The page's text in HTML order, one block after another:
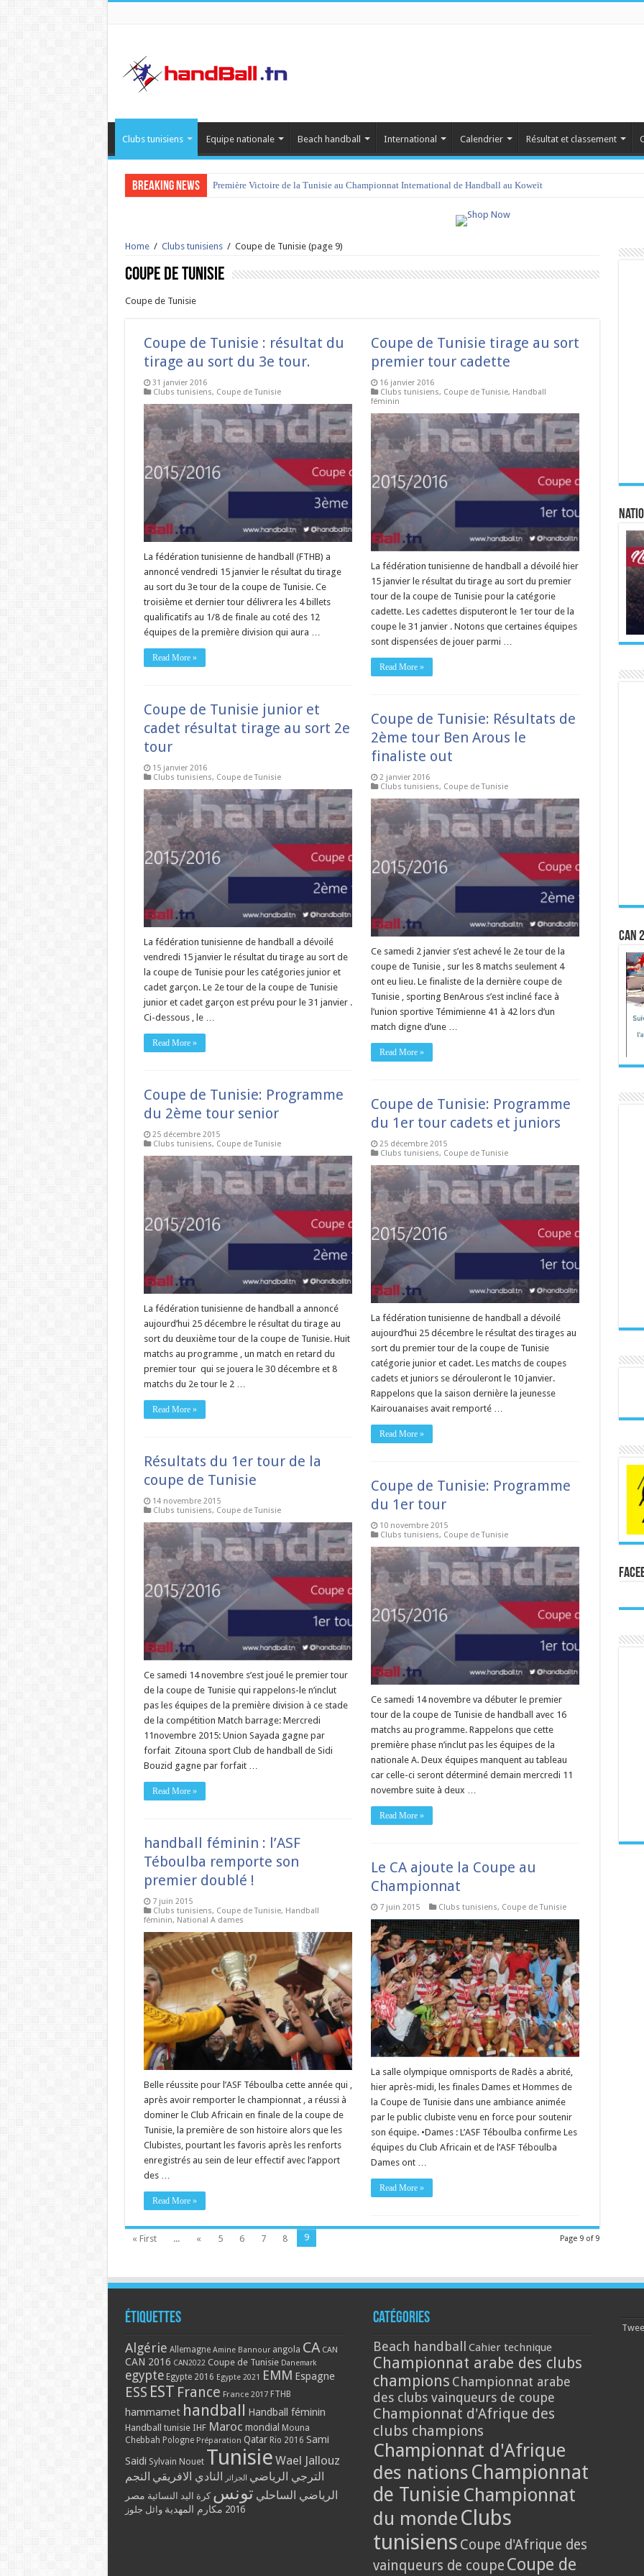
Clubs tunisiens Equipe nationale Beach handball International Calendrier Résultat et classement
Breaking News Première Victoire de la Tunisie au Championnat International de Handball au Koweït
Home / Clubs tunisiens / Coupe de Tunisie(page 9)
Coupe de Tunisie
Coupe de Tunisie
Coupe de Tunisie : résultat du
tirage au sort du 3e tour.
31 janvier 2016
Clubs tunisiens, Coupe de Tunisie
La fédération tunisienne de handball (FTHB) a
annoncé vendredi 15 janvier le résultat du tirage
au sort du 3e tour de la coupe de Tunisie. Ce
troisième et dernier tour délivrera les 4 billets
qualificatifs au 1/8 de finale au coté des 12
équipes de la première division qui aura …
Read More »
Coupe de Tunisie tirage au sort
premier tour cadette
16 janvier 2016
Clubs tunisiens, Coupe de Tunisie, Handball
féminin
La fédération tunisienne de handball a dévoilé hier
15 janvier le résultat du tirage au sort du premier
tour de la coupe de Tunisie pour la catégorie
cadette. Les cadettes disputeront le 1er tour de la
coupe le 31 janvier . Notons que certaines équipes
sont dispensées de jouer parmi …
Read More »
Coupe de Tunisie junior et
cadet résultat tirage au sort 2e
tour
15 janvier 2016
Clubs tunisiens, Coupe de Tunisie
La fédération tunisienne de handball a dévoilé
vendredi 15 janvier le résultat du tirage au sort de
la coupe de Tunisie pour les catégories junior et
cadet garçon. Le 2e tour de la coupe de Tunisie
junior et cadet garçon est prévu pour le 31 janvier .
Ci-dessous , le …
Read More »
Coupe de Tunisie: Résultats de
2ème tour Ben Arous le
finaliste out
2 janvier 2016
Clubs tunisiens, Coupe de Tunisie
Ce samedi 2 janvier s’est achevé le 2e tour de la
coupe de Tunisie , sur les 8 matchs seulement 4
ont eu lieu. Le finaliste de la dernière coupe de
Tunisie , sporting BenArous s’est incliné face à
l’union sportive Témimienne 41 à 42 lors d’un
match digne d’une …
Read More »
Coupe de Tunisie: Programme
du 2ème tour senior
25 décembre 2015
Clubs tunisiens, Coupe de Tunisie
La fédération tunisienne de handball a annoncé
aujourd’hui 25 décembre le résultat du tirage au
sort du deuxième tour de la coupe de Tunisie. Huit
matchs au programme , un match en retard du
premier tour qui se jouera le 30 décembre et 8
matchs du 2e tour le 2 …
Read More »
Coupe de Tunisie: Programme
du 1er tour cadets et juniors
25 décembre 2015
Clubs tunisiens, Coupe de Tunisie
La fédération tunisienne de handball a dévoilé
aujourd’hui 25 décembre le résultat des tirages au
sort du premier tour de la coupe de Tunisie
catégorie junior et cadet. Les matchs de coupes
cadets et juniors se dérouleront le 10 janvier.
Rappelons que la saison dernière la jeunesse
Kairouanaises avait remporté …
Read More »
Résultats du 1er tour de la
coupe de Tunisie
14 novembre 2015
Clubs tunisiens, Coupe de Tunisie
Ce samedi 14 novembre s’est joué le premier tour
de la coupe de Tunisie qui rappelons-le n’inclut
pas les équipes de la première division à ce stade
de la compétition Match barrage: Mercredi
11novembre 2015: Union Sayada gagne par
forfait Zitouna sport Club de handball de Sidi
Bouzid gagne par forfait …
Read More »
Coupe de Tunisie: Programme
du 1er tour
10 novembre 2015
Clubs tunisiens, Coupe de Tunisie
Ce samedi 14 novembre va débuter le premier
tour de la coupe de Tunisie de handball avec 16
matchs au programme. Rappelons que cette
première phase n’inclut pas les équipes de la
nationale A. Deux équipes manquent au tableau
car celle-ci seront déterminé demain mercredi 11
novembre suite à deux …
Read More »
handball féminin : l’ASF
Téboulba remporte son
premier doublé !
7 juin 2015
Clubs tunisiens, Coupe de Tunisie, Handball
féminin, National A dames
Belle réussite pour l’ASF Téboulba cette année qui ,
après avoir remporter le championnat , a réussi à
dominer le Club Africain en finale de la coupe de
Tunisie, la première de son histoire alors que les
Clubistes, pourtant les favoris après les renforts
enregistrés au sein de leur effectif avec l’apport
des …
Read More »
Le CA ajoute la Coupe au
Championnat
7 juin 2015 Clubs tunisiens, Coupe de Tunisie
La salle olympique omnisports de Radès a abrité,
hier après-midi, les finales Dames et Hommes de
la Coupe de Tunisie dans une ambiance animée
par le public clubiste venu en force pour soutenir
son équipe. •Dames : L’ASF Téboulba confirme Les
équipes du Club Africain et de l’ASF Téboulba
Dames ont …
Read More »
Page 9 of 9
« First ... « 5 6 7 8 9
CAN
Étiquettes
Algérie Allemagne Amine Bannour angola CA CAN
CAN 2016 CAN2022 Coupe de Tunisie Danemark
egypte Egypte 2016 Egypte 2021 EMM Espagne
ESS EST France France 2017 FTHB
hammamet handball Handball féminin
Handball tunisie IHF Maroc mondial
Mouna
Chebbah Pologne Préparation Qatar Rio 2016 Sami
Saidi Sylvain Nouet Tunisie Wael Jallouz
الترجي الرياضي الجزائر النادي الافريقي النجم
الرياضي الساحلي تونس كرة اليد النسائية مصر
2016 مكارم المهدية وائل جلوز
Catégories
Beach handball Cahier technique
Championnat arabe des clubs
champions Championnat arabe
des clubs vainqueurs de coupe
Championnat d'Afrique des
clubs champions
Championnat d'Afrique
des nations Championnat
de Tunisie Championnat
du monde Clubs
tunisiens Coupe d'Afrique des
vainqueurs de coupe Coupe de